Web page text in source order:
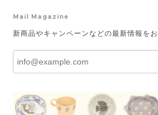
Mail Magazine
新商品やキャンペーンなどの最新情報をお